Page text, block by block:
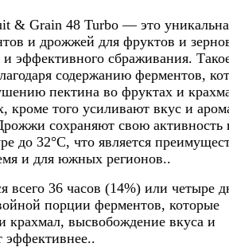
& Grain 48 Turbo — это
и дрожжей для фруктов и
и эффективного сбраживания.
содержанию ферментов,
пектина во фруктах и
кроме того усиливают вкус и
сохраняют свою активность
до 32°C, что является
и для южных регионов..
всего 36 часов (14%) или четыре
порции ферментов, которые
крахмал, высвобождение вкуса и
эффективнее..